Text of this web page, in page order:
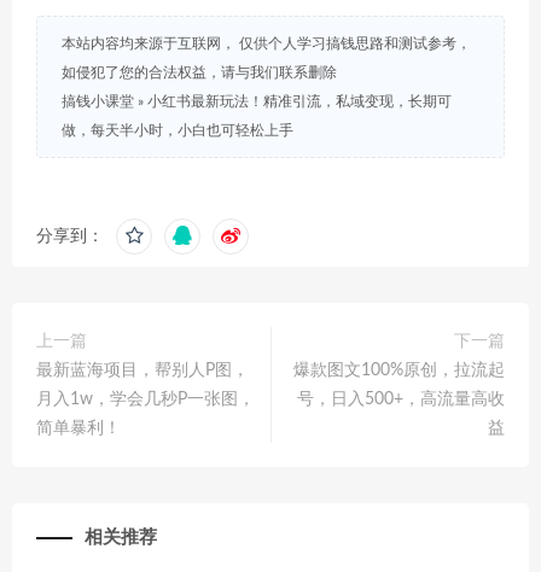
本站内容均来源于互联网， 仅供个人学习搞钱思路和测试参考，
如侵犯了您的合法权益，请与我们联系删除
搞钱小课堂 » 小红书最新玩法！精准引流，私域变现，长期可
做，每天半小时，小白也可轻松上手
分享到：
上一篇
最新蓝海项目，帮别人P图，
月入1w，学会几秒P一张图，
简单暴利！
下一篇
爆款图文100%原创，拉流起
号，日入500+，高流量高收
益
相关推荐